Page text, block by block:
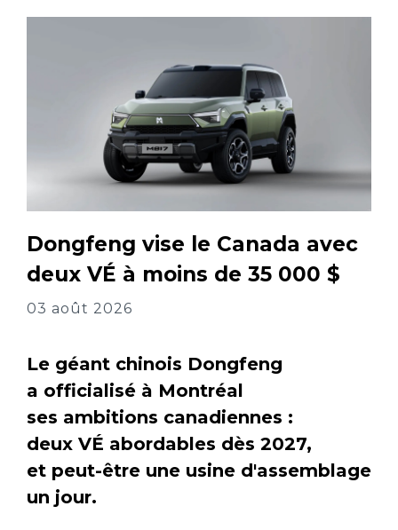
Dongfeng vise le Canada avec
deux VÉ à moins de 35 000 $
03 août 2026
Le géant chinois Dongfeng
a officialisé à Montréal
ses ambitions canadiennes :
deux VÉ abordables dès 2027,
et peut-être une usine d'assemblage
un jour.